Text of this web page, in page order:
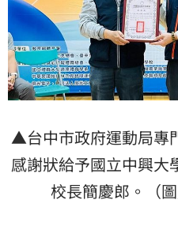
▲台中市政府運動局專
感謝狀給予國立中興大
校長簡慶郎。（